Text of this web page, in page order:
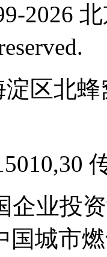
2026
区北
企业投
国城市